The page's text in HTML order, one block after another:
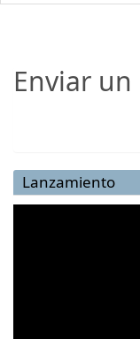
Enviar
Lanzamiento